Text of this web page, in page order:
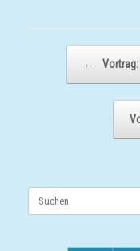
←
Suchen